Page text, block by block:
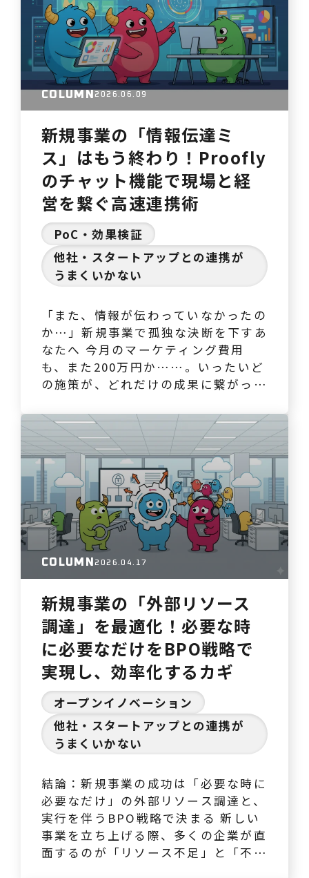
COLUMN 2026.06.09
新規事業の「情報伝達ミ
ス」はもう終わり！Proofly
のチャット機能で現場と経
営を繋ぐ高速連携術
PoC・効果検証
他社・スタートアップとの連携が
うまくいかない
「また、情報が伝わっていなかったの
か…」新規事業で孤独な決断を下すあ
なたへ 今月のマーケティング費用
も、また200万円か……。いったいど
の施策が、どれだけの成果に繋がって
えてこない。新しい集客チャネルも試
してみたいが、今の施策の効果すら不
透明な状況で、これ以上、追加予算を
投入して本当に良いのだろうか。 過
去にはコンサルタントに依頼したこと
もあったが、結局は立派な…
COLUMN2026.04.17
新規事業の「外部リソース
調達」を最適化！必要な時
に必要なだけをBPO戦略で
実現し、効率化するカギ
オープンイノベーション
他社・スタートアップとの連携が
うまくいかない
結論：新規事業の成功は「必要な時に
必要なだけ」の外部リソース調達と、
実行を伴うBPO戦略で決まる 新しい
事業を立ち上げる際、多くの企業が直
面するのが「リソース不足」と「不確